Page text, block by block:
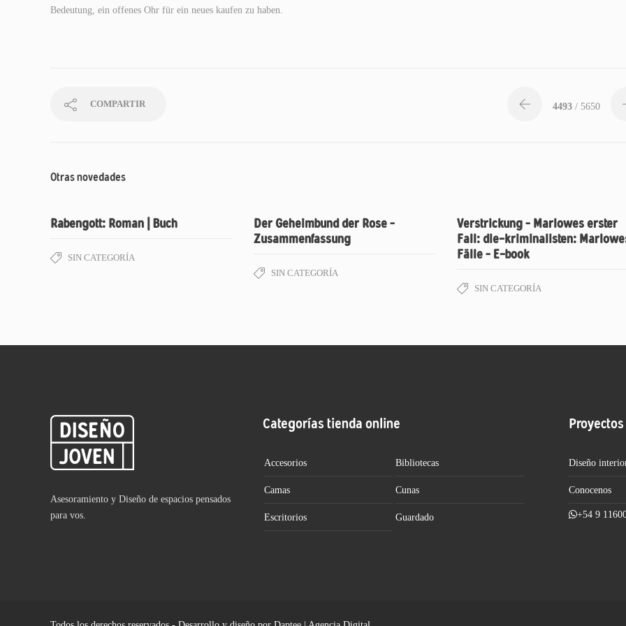
Bedeutung, ein offenes Ohr für ein neues kaufen zu haben.
COMPARTIR 4493 / 5650
Otras novedades
Rabengott: Roman | Buch
SIN CATEGORÍA
Der Geheimbund der Rose –
Zusammenfassung
SIN CATEGORÍA
Verstrickung – Marlowes erster
Fall: die-kriminalisten:
Fälle – E-book
SIN CATEGORÍA
Asesoramiento y Diseño de espacios pensados
para vos.
Categorías tienda online
Accesorios Bibliotecas
Camas Cunas
Escritorios Guardado
Diseño
Conocenos
+54 9